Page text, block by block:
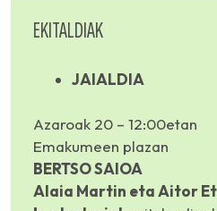
EKITALDIAK
JAIALDIA
Azaroak 20 – 12:00etan
Emakumeen plazan
BERTSO SAIOA
Alaia Martin eta Aitor